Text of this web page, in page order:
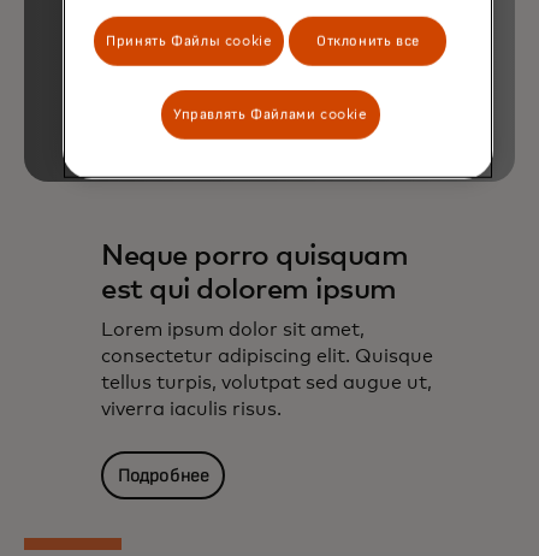
Neque porro quisquam
est qui dolorem ipsum
Lorem ipsum dolor sit amet,
consectetur adipiscing elit. Quisque
tellus turpis, volutpat sed augue ut,
viverra iaculis risus.
Подробнее
Принять Файлы cookie Отклонить все
Управлять Файлами cookie